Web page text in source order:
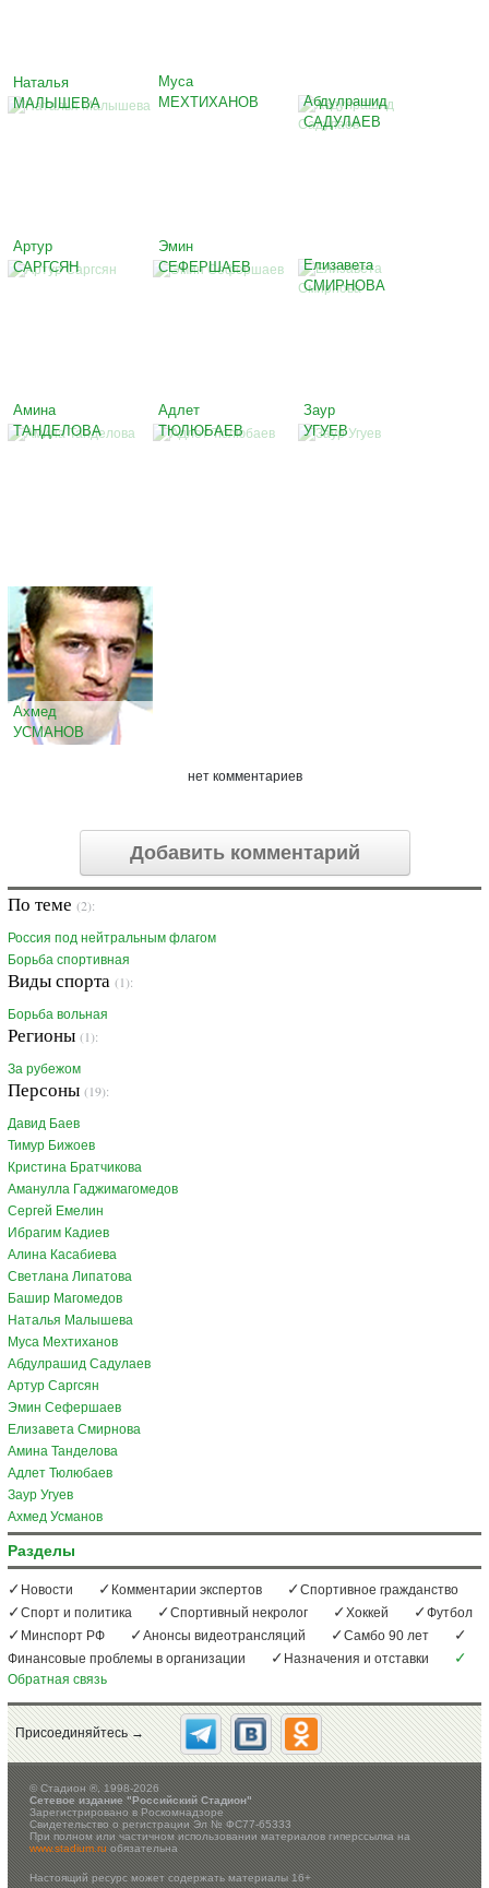
Наталья
МАЛЫШЕВА
Муса
МЕХТИХАНОВ
Абдулрашид
САДУЛАЕВ
Артур
САРГСЯН
Эмин
СЕФЕРШАЕВ
Елизавета
СМИРНОВА
Амина
ТАНДЕЛОВА
Адлет
ТЮЛЮБАЕВ
Заур
УГУЕВ
Ахмед
УСМАНОВ
нет комментариев
Добавить комментарий
По теме (2):
Россия под нейтральным флагом
Борьба спортивная
Виды спорта (1):
Борьба вольная
Регионы (1):
За рубежом
Персоны (19):
Давид Баев
Тимур Бижоев
Кристина Братчикова
Аманулла Гаджимагомедов
Сергей Емелин
Ибрагим Кадиев
Алина Касабиева
Светлана Липатова
Башир Магомедов
Наталья Малышева
Муса Мехтиханов
Абдулрашид Садулаев
Артур Саргсян
Эмин Сефершаев
Елизавета Смирнова
Амина Танделова
Адлет Тюлюбаев
Заур Угуев
Ахмед Усманов
Разделы
Новости Комментарии экспертов
Спортивное гражданство
Спорт и политика
Спортивный некролог Хоккей
Футбол
Минспорт РФ
Анонсы видеотрансляций
Самбо 90 лет
Финансовые проблемы в организации
Назначения и отставки
Обратная связь
Присоединяйтесь →
©Стадион ®, 1998-2026
Сетевое издание "Российский Стадион"
Зарегистрировано в Роскомнадзоре
Свидетельство о регистрации Эл № ФС77-65333
При полном или частичном использовании материалов гиперссылка на
www.stadium.ruобязательна
Настоящий ресурс может содержать материалы 16+